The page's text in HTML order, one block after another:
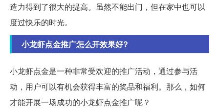
造力得到了很大的提高。虽然不能出门，但在家中也可以
度过快乐的时光。
小龙虾点金推广怎么开效果好?
小龙虾点金是一种非常受欢迎的推广活动，通过参与活
动，用户可以有机会获得丰富的奖品和福利。那么，如何
才能开展一场成功的小龙虾点金推广呢？